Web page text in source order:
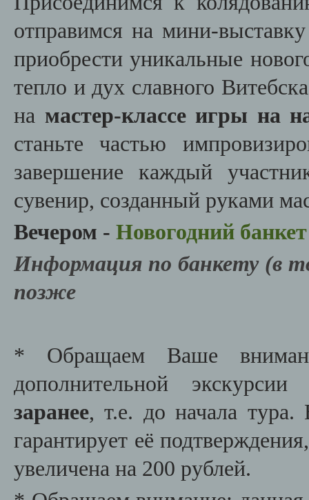
отправимся на мини-
приобрести уникальные
тепло и дух славного
на мастер-классе игры на
станьте частью
завершение каждый
сувенир, созданный руками
Вечером - Новогодний
Информация по банкету (в
позже
* Обращаем Ваше
дополнительной
заранее, т.е. до начала тура.
гарантирует её
увеличена на 200 рублей.